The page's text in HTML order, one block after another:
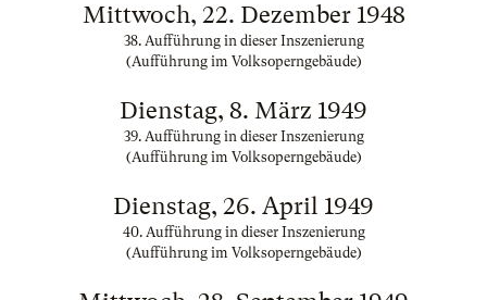
Mittwoch, 22. Dezember 1948
38. Aufführung in dieser Inszenierung
(Aufführung im Volksoperngebäude)
Dienstag, 8. März 1949
39. Aufführung in dieser Inszenierung
(Aufführung im Volksoperngebäude)
Dienstag, 26. April 1949
40. Aufführung in dieser Inszenierung
(Aufführung im Volksoperngebäude)